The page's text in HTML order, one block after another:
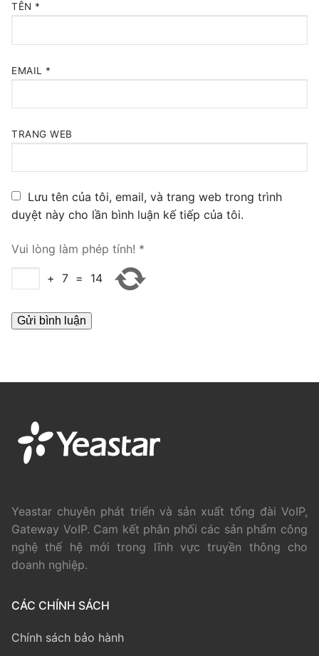
HƯỚNG DẪN
TÊN *
EMAIL *
TRANG WEB
Lưu tên của tôi, email, và trang web trong trình
duyệt này cho lần bình luận kế tiếp của tôi.
Vui lòng làm phép tính! *
+ 7 = 14
Yeastar chuyên phát triển và sản xuất tổng đài VoIP,
Gateway VoIP. Cam kết phân phối các sản phẩm công
nghệ thế hệ mới trong lĩnh vực truyền thông cho
doanh nghiệp.
CÁC CHÍNH SÁCH
Chính sách bảo hành